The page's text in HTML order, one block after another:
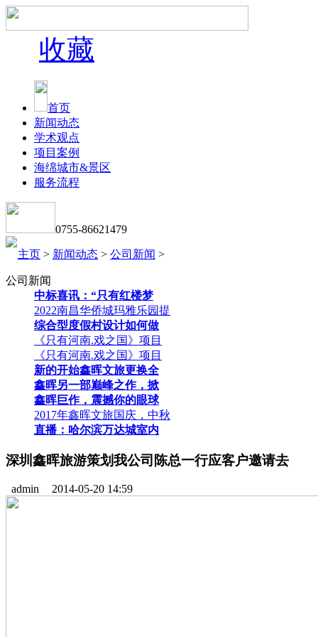
收藏
首页
新闻动态
学术观点
项目案例
海绵城市&景区
服务流程
0755-86621479
主页 > 新闻动态 > 公司新闻 >
公司新闻
中标喜讯：“只有红楼梦
2022南昌华侨城玛雅乐园提
综合型度假村设计如何做
《只有河南.戏之国》项目
《只有河南.戏之国》项目
新的开始鑫晖文旅更换全
鑫晖另一部巅峰之作，掀
鑫晖巨作，震撼你的眼球
2017年鑫晖文旅国庆，中秋
直播：哈尔滨万达城室内
深圳鑫晖旅游策划我公司陈总一行应客户邀请去
admin 2014-05-20 14:59